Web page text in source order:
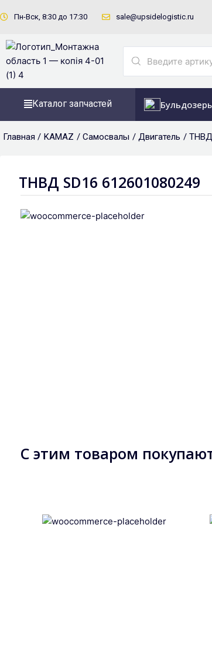
к
Пн-Вск, 8:30 до 17:30 sale@upsidelogistic.ru
Каталог запчастей
Главная / KAMAZ / Самосвалы / Двигатель / ТНВД
ТНВД SD16 612601080249
С этим товаром